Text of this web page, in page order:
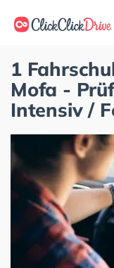
1
Mofa -
Intensiv /